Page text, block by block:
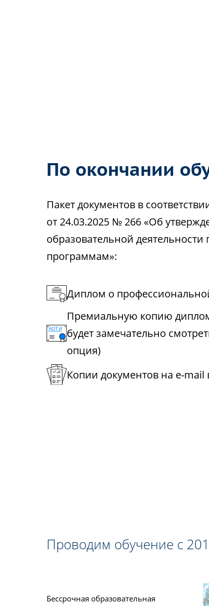
По окончании
Пакет документов в
от 24.03.2025 № 266 «Об
образовательной
программам»:
Диплом о
Премиальную копию
будет замечательно
опция)
Копии документов на e-
Проводим обучение с
Бессрочная образовательная